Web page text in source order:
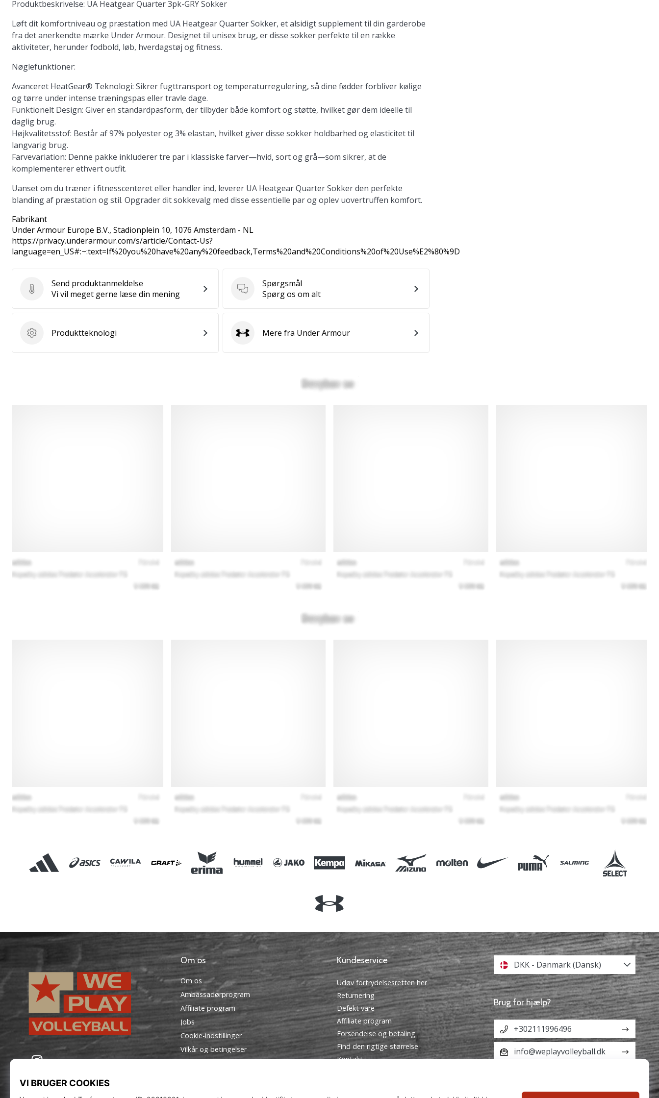
Produktbeskrivelse: UA Heatgear Quarter 3pk-GRY Sokker
Løft dit komfortniveau og præstation med UA Heatgear Quarter Sokker, et alsidigt supplement til din garderobe
fra det anerkendte mærke Under Armour. Designet til unisex brug, er disse sokker perfekte til en række
aktiviteter, herunder fodbold, løb, hverdagstøj og fitness.
Nøglefunktioner:
Avanceret HeatGear® Teknologi: Sikrer fugttransport og temperaturregulering, så dine fødder forbliver kølige
og tørre under intense træningspas eller travle dage.
Funktionelt Design: Giver en standardpasform, der tilbyder både komfort og støtte, hvilket gør dem ideelle til
daglig brug.
Højkvalitetsstof: Består af 97% polyester og 3% elastan, hvilket giver disse sokker holdbarhed og elasticitet til
langvarig brug.
Farvevariation: Denne pakke inkluderer tre par i klassiske farver—hvid, sort og grå—som sikrer, at de
komplementerer ethvert outfit.
Uanset om du træner i fitnesscenteret eller handler ind, leverer UA Heatgear Quarter Sokker den perfekte
blanding af præstation og stil. Opgrader dit sokkevalg med disse essentielle par og oplev uovertruffen komfort.
Fabrikant
Under Armour Europe B.V., Stadionplein 10, 1076 Amsterdam - NL
https://privacy.underarmour.com/s/article/Contact-Us?
language=en_US#:~:text=If%20you%20have%20any%20feedback,Terms%20and%20Conditions%20of%20Use%E2%80%9D
Send produktanmeldelse
Send produktanmeldelse
Vi vil meget gerne læse din mening
Spørgsmål
Spørgsmål
Spørg os om alt
Produktteknologi
Produktteknologi Under Armour
Mere fra Under Armour
WePlayVolleyball.dk
Instagram
Om os
Om os
Ambassadørprogram
Affiliate program
Jobs
Cookie-indstillinger
Vilkår og betingelser
Kundeservice
Udøv fortrydelsesretten her
Returnering
Defekt vare
Affiliate program
Forsendelse og betaling
Find den rigtige størrelse
Kontakt
DKK - Danmark (Dansk)
Brug for hjælp?
+302111996496
info@weplayvolleyball.dk